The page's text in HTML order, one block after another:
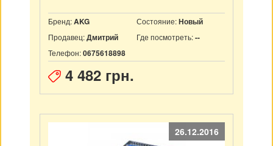
Бренд:AKG Состояние:Новый
Продавец:Дмитрий Где посмотреть:--
Телефон:0675618898
4 482 грн.
26.12.2016